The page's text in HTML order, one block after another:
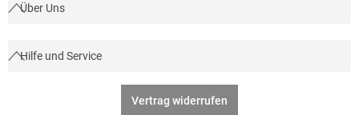
Über Uns
Hilfe und Service
Vertrag widerrufen